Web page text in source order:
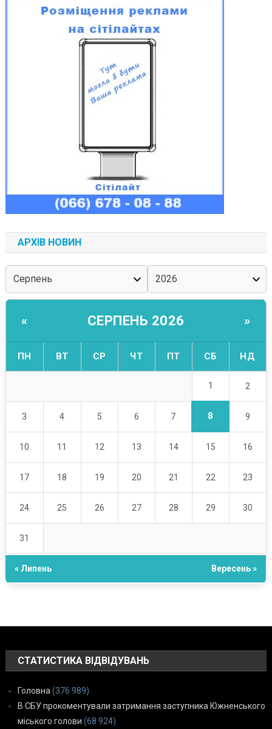
АРХІВ НОВИН
« СЕРПЕНЬ 2026 »
ПН ВТ СР ЧТ ПТ СБ НД
1 2
3 4 5 6 7 8 9
10 11 12 13 14 15 16
17 18 19 20 21 22 23
24 25 26 27 28 29 30
31
« Липень Вересень »
СТАТИСТИКА ВІДВІДУВАНЬ
Головна (376 989)
В СБУ прокоментували затримання заступника Южненського
міського голови (68 924)